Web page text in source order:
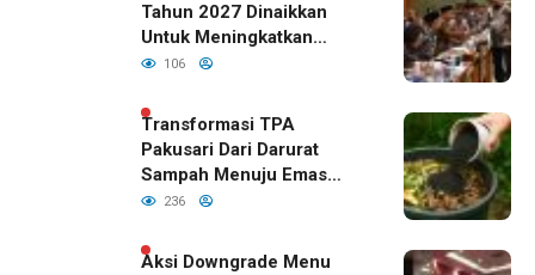
Tahun 2027 Dinaikkan
Untuk Meningkatkan
Kualitas Anak Bangsa,
RI
106
Transformasi TPA
Pakusari Dari Darurat
Sampah Menuju Emas
Hijau di Era Kepemimpinan
236
Aksi Downgrade Menu